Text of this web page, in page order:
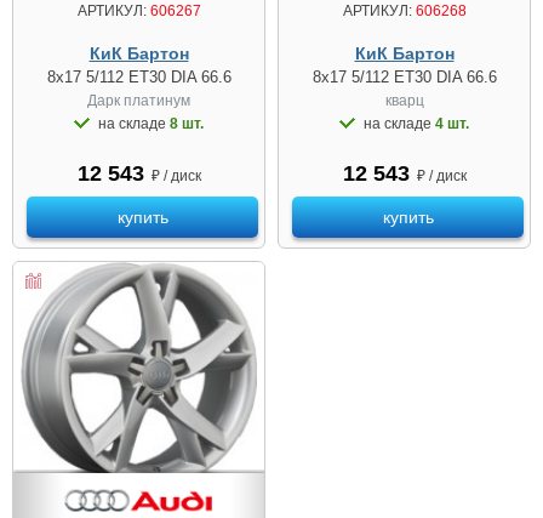
АРТИКУЛ:606267
КиК Бартон
8x17 5/112 ET30 DIA 66.6
Дарк платинум
на складе 8 шт.
12 543 ₽ / диск
купить
АРТИКУЛ:606268
КиК Бартон
8x17 5/112 ET30 DIA 66.6
кварц
на складе 4 шт.
12 543 ₽ / диск
купить